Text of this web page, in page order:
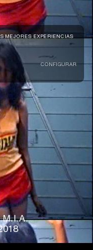
MEJORES EXPERIENCIAS
CONFIGURAR